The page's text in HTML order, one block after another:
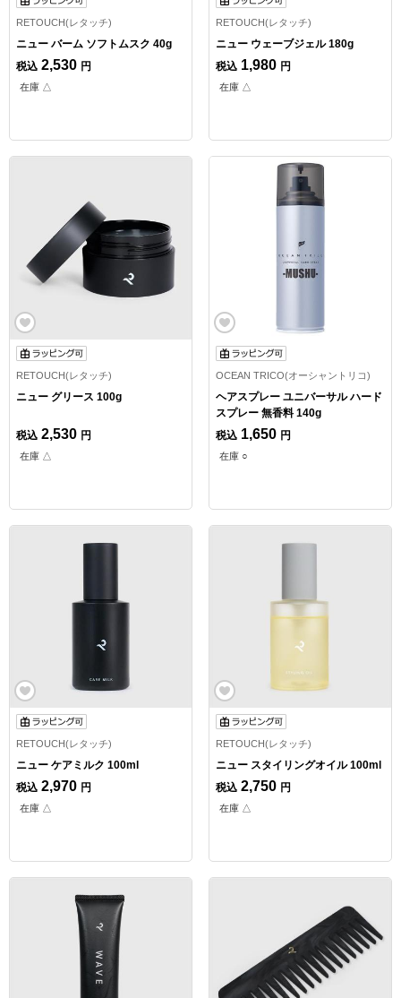
RETOUCH(レタッチ)
ニュー バーム ソフトムスク 40g
税込 2,530 円
在庫 △
RETOUCH(レタッチ)
ニュー ウェーブジェル 180g
税込 1,980 円
在庫 △
RETOUCH(レタッチ)
ニュー グリース 100g
税込 2,530 円
在庫 △
OCEAN TRICO(オーシャントリコ)
ヘアスプレー ユニバーサル ハード
スプレー 無香料 140g
税込 1,650 円
在庫 ○
RETOUCH(レタッチ)
ニュー ケアミルク 100ml
税込 2,970 円
在庫 △
RETOUCH(レタッチ)
ニュー スタイリングオイル 100ml
税込 2,750 円
在庫 △